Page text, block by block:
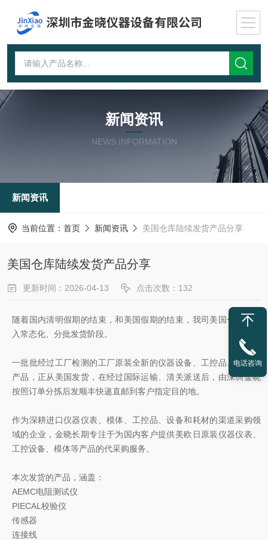
新闻资讯
NEWS INFORMATION
新闻资讯
当前位置： 首页 新闻资讯 美国仓库陆续发货产品分享
美国仓库陆续发货产品分享
更新时间：2026-04-13 点击次数：132
随着国内清明假期的结束，和美国假期的结束，我司美国仓库已进
入常态化、分批发货阶段。
一批批经过工厂检测的工厂原装全新的仪器设备、工控品、模体等
产品，正从美国发货，在经过国际运输、清关派送后，由深圳金晓
按照订单分拣后发顺丰快递直邮到客户指定目的地。
作为深耕进口仪器仪表、模体、工控品、设备和耗材的渠道采购领
域的企业，金晓长期专注于为国内客户提供美欧日原装仪器仪表、
工控设备、模体等产品的代采购服务。
本次发货的产品，涵盖：
AEMC电阻测试仪
PIECAL校验仪
传感器
连接线
电话咨询